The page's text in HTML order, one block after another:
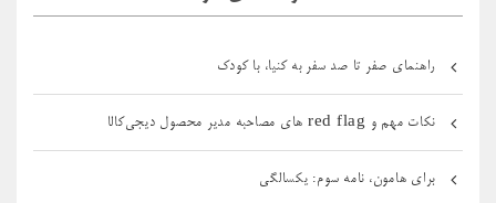
راهنمای صفر تا صد سفر به کنیا، با کودک
نکات مهم و red flag های مصاحبه مدیر محصول دیجی‌کالا
برای هامون، نامه سوم: یکسالگی